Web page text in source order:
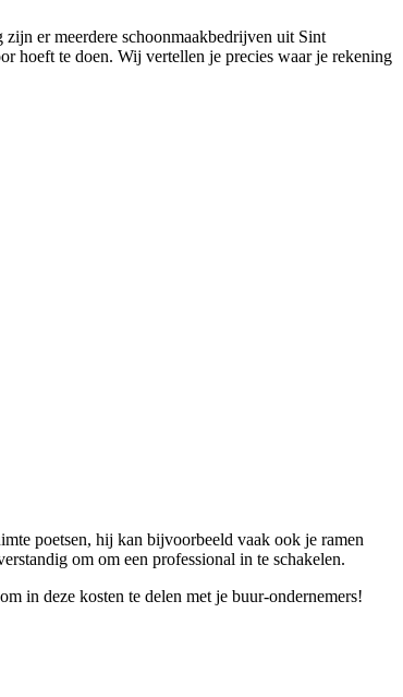
er meerdere schoonmaakbedrijven uit Sint
hoeft te doen. Wij vertellen je precies waar je rekening
poetsen, hij kan bijvoorbeeld vaak ook je ramen
om om een professional in te schakelen.
in deze kosten te delen met je buur-ondernemers!